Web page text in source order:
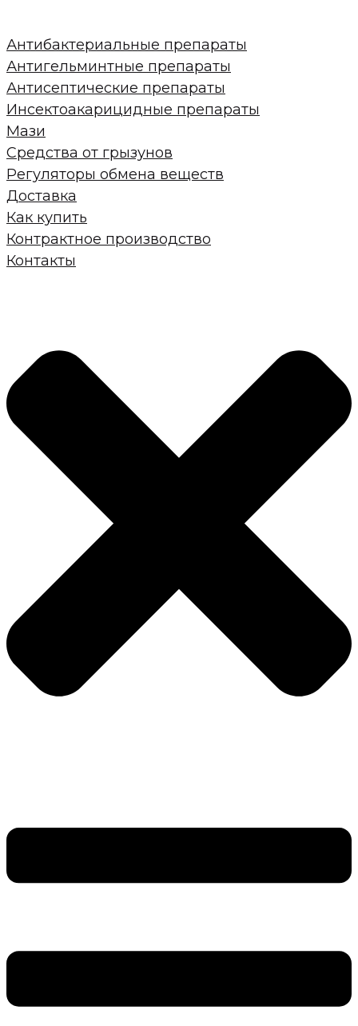
Антибактериальные препараты
Антигельминтные препараты
Антисептические препараты
Инсектоакарицидные препараты
Мази
Средства от грызунов
Регуляторы обмена веществ
Доставка
Как купить
Контрактное производство
Контакты